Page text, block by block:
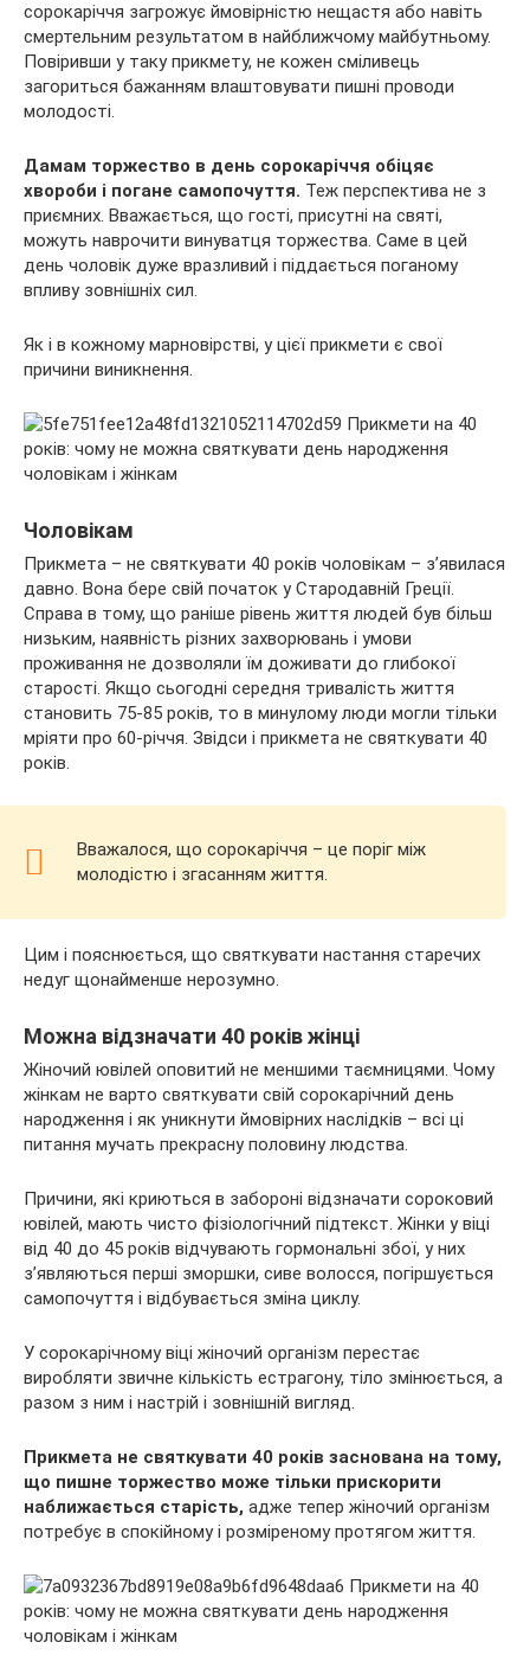
сорокаріччя загрожує ймовірністю нещастя або навіть
смертельним результатом в найближчому майбутньому.
Повіривши у таку прикмету, не кожен сміливець
загориться бажанням влаштовувати пишні проводи
молодості.
Дамам торжество в день сорокаріччя обіцяє
хвороби і погане самопочуття. Теж перспектива не з
приємних. Вважається, що гості, присутні на святі,
можуть наврочити винуватця торжества. Саме в цей
день чоловік дуже вразливий і піддається поганому
впливу зовнішніх сил.
Як і в кожному марновірстві, у цієї прикмети є свої
причини виникнення.
Чоловікам
Прикмета – не святкувати 40 років чоловікам – з’явилася
давно. Вона бере свій початок у Стародавній Греції.
Справа в тому, що раніше рівень життя людей був більш
низьким, наявність різних захворювань і умови
проживання не дозволяли їм доживати до глибокої
старості. Якщо сьогодні середня тривалість життя
становить 75-85 років, то в минулому люди могли тільки
мріяти про 60-річчя. Звідси і прикмета не святкувати 40
років.
Вважалося, що сорокаріччя – це поріг між
молодістю і згасанням життя.
Цим і пояснюється, що святкувати настання старечих
недуг щонайменше нерозумно.
Можна відзначати 40 років жінці
Жіночий ювілей оповитий не меншими таємницями. Чому
жінкам не варто святкувати свій сорокарічний день
народження і як уникнути ймовірних наслідків – всі ці
питання мучать прекрасну половину людства.
Причини, які криються в забороні відзначати сороковий
ювілей, мають чисто фізіологічний підтекст. Жінки у віці
від 40 до 45 років відчувають гормональні збої, у них
з’являються перші зморшки, сиве волосся, погіршується
самопочуття і відбувається зміна циклу.
У сорокарічному віці жіночий організм перестає
виробляти звичне кількість естрагону, тіло змінюється, а
разом з ним і настрій і зовнішній вигляд.
Прикмета не святкувати 40 років заснована на тому,
що пишне торжество може тільки прискорити
наближається старість, адже тепер жіночий організм
потребує в спокійному і розміреному протягом життя.